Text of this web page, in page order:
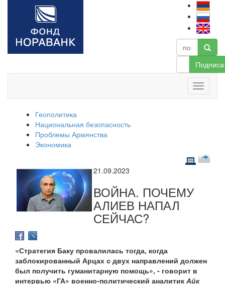
Геополитика
Национальная безопасность
Проблемы Армянства
Экономика
21.09.2023
ВОЙНА. ПОЧЕМУ
АЛИЕВ НАПАЛ
СЕЙЧАС?
«Стратегия Баку провалилась тогда, когда
заблокированный Арцах с двух направлений должен
был получить гуманитарную помощь», - говорит в
интервью «ГА» военно-политический аналитик Айк